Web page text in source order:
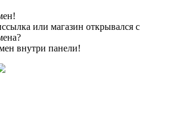
или магазин открывался с
внутри панели!